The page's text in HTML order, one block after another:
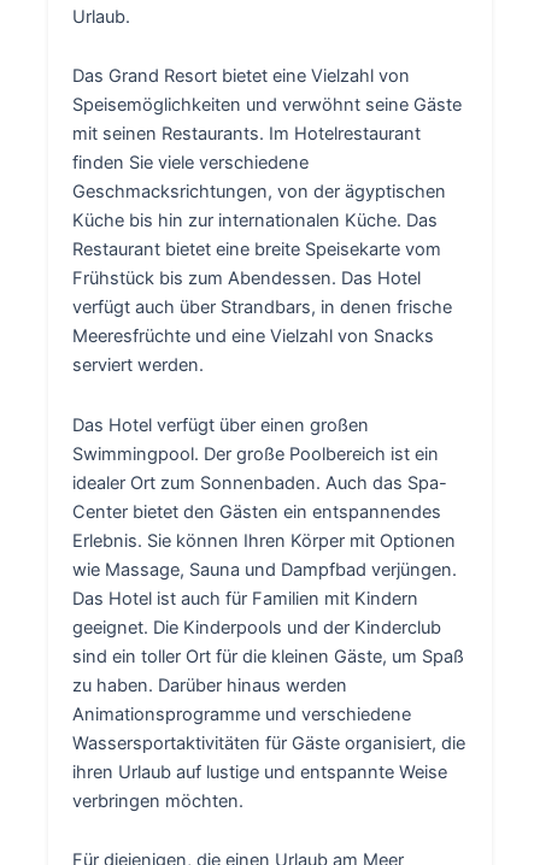
Urlaub.
Das Grand Resort bietet eine Vielzahl von
Speisemöglichkeiten und verwöhnt seine Gäste
mit seinen Restaurants. Im Hotelrestaurant
finden Sie viele verschiedene
Geschmacksrichtungen, von der ägyptischen
Küche bis hin zur internationalen Küche. Das
Restaurant bietet eine breite Speisekarte vom
Frühstück bis zum Abendessen. Das Hotel
verfügt auch über Strandbars, in denen frische
Meeresfrüchte und eine Vielzahl von Snacks
serviert werden.
Das Hotel verfügt über einen großen
Swimmingpool. Der große Poolbereich ist ein
idealer Ort zum Sonnenbaden. Auch das Spa-
Center bietet den Gästen ein entspannendes
Erlebnis. Sie können Ihren Körper mit Optionen
wie Massage, Sauna und Dampfbad verjüngen.
Das Hotel ist auch für Familien mit Kindern
geeignet. Die Kinderpools und der Kinderclub
sind ein toller Ort für die kleinen Gäste, um Spaß
zu haben. Darüber hinaus werden
Animationsprogramme und verschiedene
Wassersportaktivitäten für Gäste organisiert, die
ihren Urlaub auf lustige und entspannte Weise
verbringen möchten.
Für diejenigen, die einen Urlaub am Meer